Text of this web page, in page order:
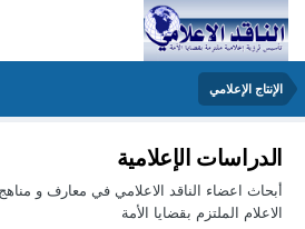
الإنتاج الإعلامي
الدراسات الإعلامية
أبحاث اعضاء الناقد الاعلامي في معارف و
الاعلام الملتزم بقضايا الأمة